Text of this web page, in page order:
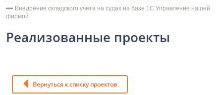
Внедрение складского учета на судах на базе 1С:Управление нашей
фирмой
Реализованные проекты
Вернуться к списку проектов